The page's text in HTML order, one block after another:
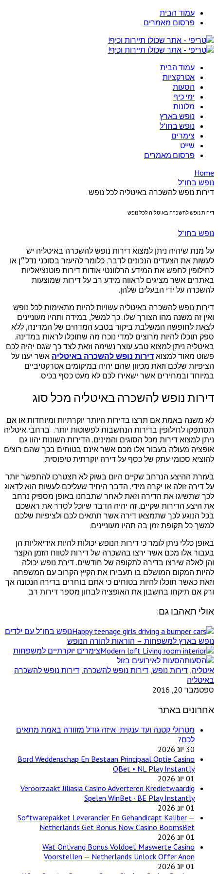
עמוד הבית
פרסום מאמרים
עמוד הבית
אטרקציות
הסעות
ימי כיף
מלונות
נופש בארץ
נופש בחו"ל
צימרים
שייט
פרסום מאמרים
Home
נופש בחו"ל
דירות נופש להשכרה באיטליה לכל נופש
דירות נופש להשכרה באיטליה לכל נופש
נופש בחו"ל
על מנת שיהיה ניתן למצוא דירות נופש להשכרה באיטליה יש
לעשות את הצעדים הנכונים לדבר. כלומר להיעזר בסוכני נדל״ן או
לחילופין לחפש את המידע הרלוונטי אודות דירות פוטנציאליות
באתרים אשר מציגים לראווה מידע רב על דירות שמוצעות
להשכרה על ידי הבעלים שלהן.
דירות נופש להשכרה באיטליה עשויות להיות מתאימות לכל נופש
ואין זה משנה מהו הצורך שלו. כך למשל במידה ותהיו מעוניינים
לצאת לחופשה המשלבת ביקור בטבע המדהים של המדינה ללא
ספק תוכלו להיות מרוצים למדי נוכח מה שתוכלו לראות במדינה.
באיטליה ניתן למצוא טבע עוצר נשימה וזאת לצד כך שגם יהיה לכם
פשוט מאוד למצוא דירות נופש להשכרה באיטליה אשר יענו על
הציפיות שלכם וזאת מכיוון שהם יהיה במיקומים אטרקטיביים
במיוחד ובמחירים אשר ישאירו לכם לא מעט כסף בכיס.
דירות נופש להשכרה באיטליה מכל סוג
לא משנה באמת אם תרצו בדירות היותר יוקרתיות ומיוחדות או אם
תסתפקו לחילופין בדירות הנחשבות לפשוטות יותר. ברחבי איטליה
ניתן למצוא דירות מכל הסוגים והמינים. הדירות השונות יהוו גם
אופציה מעולה בעבור אלו מכם אשר אינם בטוחים בכך שהם רוצים
להוציא סכומי עתק של כסף על דירה יוקרתית טיפוסית.
בעזרת ההיצע הנרחב שקיים היום בשוק לא תצטרכו להתפשר יותר
על דירה זולה או יקרה מידי. הדבר היחיד שעליכם לעשות הוא לדאוג
לכך שתשיגו את הדירה וזאת לאחר שתבחנו באופן מספיק נרחב
את היצע הדירות שקיים. זה יהיה הדבר שיוכל לסדר את ראשכם
בכל הנוגע לכך שתמצאו דירה אשר תתאים לכם ולציפיות שלכם
למשך כל תקופת זמן בה תהיו מעוניינים.
באופן כללי ניתן לומר כי דירות הנופש יכולות להיות אידיאליות הן
בעבור אלו מכם אשר ירצו בהשכרה של דירות לטווח הזמן הקצר
והן לאלה שירצו בדירה לתקופה של חודשים. דירת נופש יכולה
להיות המקום המושלם בו תעבירו את הקיץ הקרוב עם המשפחה
וזאת כאשר תוכלו להיות בטוחים כי אתם בוחרים בדירה הנכונה אך
ורק אם תיקחו בחשבון את האופציה לבחון מספר דירות רב.
אולי תאהבו גם:
נופש בחו"ל עם ילדים
נופש בארץ למשפחות – הוראות להורה הנופש
צימרים יוקרתיים למשפחות
הסעות לאירועים בזול
איטליה, דירות נופש, דירות נופש להשכרה, דירות נופש להשכרה
באיטליה
ספטמבר 20, 2016
אחרונים באתר
מטרולי קטנה ועד ענקית: איזה גודל מזוודה באמת מתאים
לכם?
30 יונ 2026
Bord Weddenschap En Bestaan Principaal Optie Casino
QBet • NL Play Instantly
01 יונ 2026
Veroorzaakt Jiliasia Casino Adverteren Kredietwaardig
Spelen WinBet · BE Play Instantly
01 יונ 2026
Softwarepakket Leverancier En Gehandicapt Kaliber —
Netherlands Get Bonus Now Casino BoomsBet
01 יונ 2026
Wat Ontvang Bonus Voldoet Maswerte Casino
Voorstellen — Netherlands Unlock Offer Anon
01 יונ 2026